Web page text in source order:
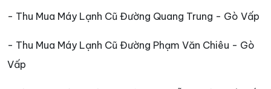
- Thu Mua Máy Lạnh Cũ Đường Quang Trung - Gò Vấp
- Thu Mua Máy Lạnh Cũ Đường Phạm Văn Chiêu - Gò
Vấp